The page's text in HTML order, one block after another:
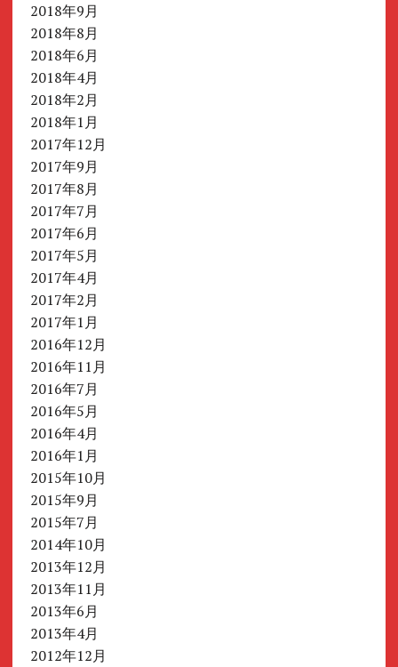
2018年9月
2018年8月
2018年6月
2018年4月
2018年2月
2018年1月
2017年12月
2017年9月
2017年8月
2017年7月
2017年6月
2017年5月
2017年4月
2017年2月
2017年1月
2016年12月
2016年11月
2016年7月
2016年5月
2016年4月
2016年1月
2015年10月
2015年9月
2015年7月
2014年10月
2013年12月
2013年11月
2013年6月
2013年4月
2012年12月